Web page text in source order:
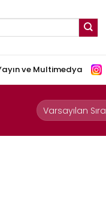
ve Multimedya